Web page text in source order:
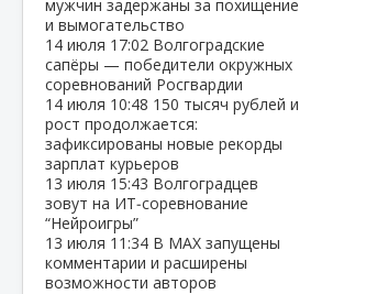
мужчин задержаны за похищение
и вымогательство
14 июля 17:02 Волгоградские
сапёры — победители окружных
соревнований Росгвардии
14 июля 10:48 150 тысяч рублей и
рост продолжается:
зафиксированы новые рекорды
зарплат курьеров
13 июля 15:43 Волгоградцев
зовут на ИТ‑соревнование
“Нейроигры”
13 июля 11:34 В МАХ запущены
комментарии и расширены
возможности авторов